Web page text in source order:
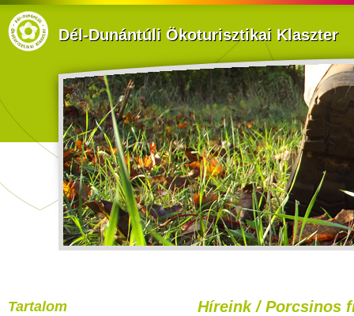
Dél-Dunántúli Ökoturisztikai Klaszter
Tartalom
Híreink / Porcsinos